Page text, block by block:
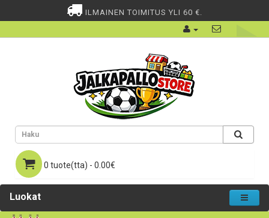
ILMAINEN TOIMITUS YLI 60 €.
0 tuote(tta) - 0.00€
Luokat